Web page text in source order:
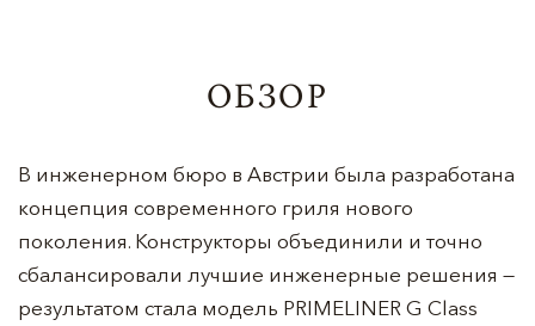
ОБЗОР
В инженерном бюро в Австрии была разработана
концепция современного гриля нового
поколения. Конструкторы объединили и точно
сбалансировали лучшие инженерные решения —
результатом стала модель PRIMELINER G Class